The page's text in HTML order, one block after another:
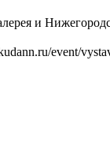
и
event/